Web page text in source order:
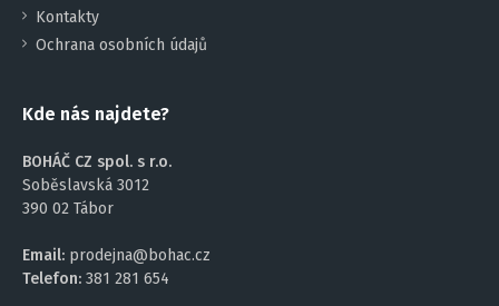
Kontakty
Ochrana osobních údajů
Kde nás najdete?
BOHÁČ CZ spol. s r.o.
Soběslavská 3012
390 02 Tábor
Email: prodejna@bohac.cz
Telefon: 381 281 654